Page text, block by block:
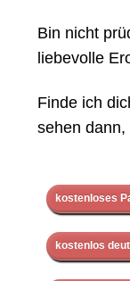
Bin nicht
liebevolle
Finde ich
sehen
kostenloses
kostenlos